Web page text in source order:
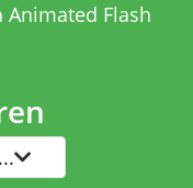
Flash
...